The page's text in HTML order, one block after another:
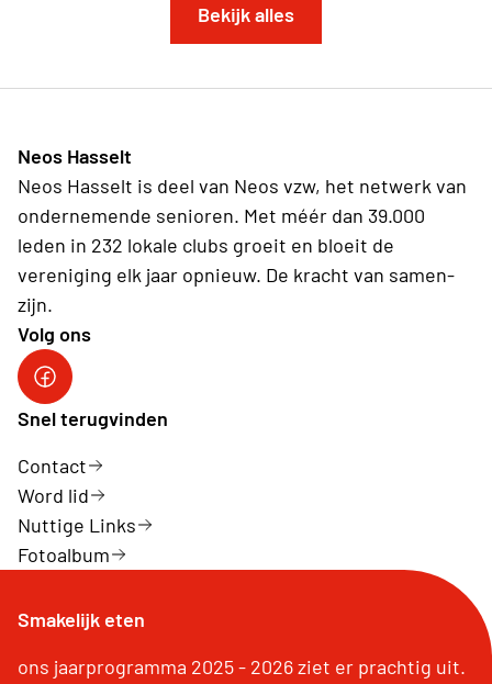
Bekijk alles
Neos Hasselt
Neos Hasselt is deel van Neos vzw, het netwerk van
ondernemende senioren. Met méér dan 39.000
leden in 232 lokale clubs groeit en bloeit de
vereniging elk jaar opnieuw. De kracht van samen-
zijn.
Volg ons
Neos Hasselt
Snel terugvinden
Contact
Word lid
Nuttige Links
Fotoalbum
Smakelijk eten
ons jaarprogramma 2025 - 2026 ziet er prachtig uit.